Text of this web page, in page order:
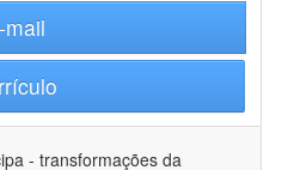
mail
- transformações da